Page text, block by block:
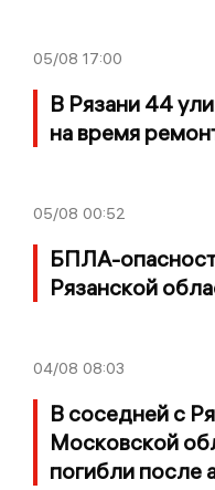
05/08 17:00
В Рязани 44
на время
05/08 00:52
БПЛА-
Рязанской
04/08 08:03
В соседней с
Московской
погибли после